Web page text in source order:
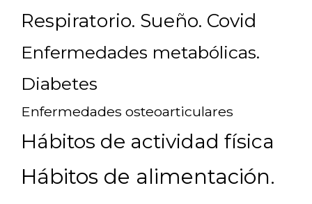
Respiratorio. Sueño. Covid
Enfermedades metabólicas.
Diabetes
Enfermedades osteoarticulares
Hábitos de actividad física
Hábitos de alimentación.